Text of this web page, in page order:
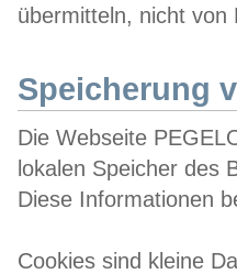
übermitteln, nicht von
Speicherung
Die Webseite
lokalen Speicher des
Diese Informationen
Cookies sind kleine